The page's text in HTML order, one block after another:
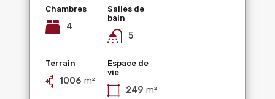
Chambres
4
Salles de
bain
5
Terrain
1006 m²
Espace de
vie
249 m²